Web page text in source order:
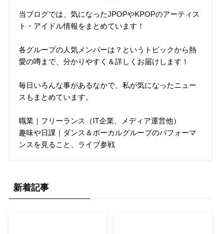
当ブログでは、気になったJPOPやKPOPのアーティス
ト・アイドル情報をまとめています！
各グループの人気メンバーは？というトピックから熱
愛の噂まで、分かりやすく＆詳しくお届けします！
毎日いろんな事があるなかで、私が気になったニュー
スもまとめています。
職業｜フリーランス（IT企業、メディア運営他）
趣味や日課｜ダンス＆ボーカルグループのパフォーマ
ンスを見ること、ライブ参戦
新着記事